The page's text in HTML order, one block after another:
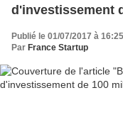
d'investissement
Publié le 01/07/2017 à 16:25
Par France Startup